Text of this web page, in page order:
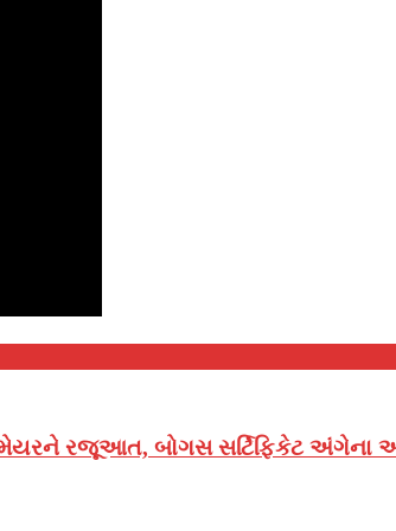
મેયરને રજૂઆત, બોગસ સર્ટિફિકેટ અંગેના